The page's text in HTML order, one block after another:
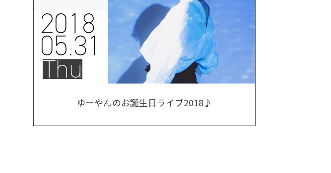
2018
05.31
Thu
ゆーやんのお誕生日ライブ2018♪